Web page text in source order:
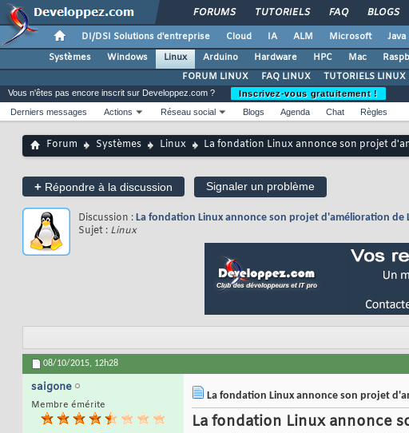
FORUMS TUTORIELS FAQ BLOGS
DI/DSI Solutions d'entreprise Cloud IA ALM Microsoft Java
Systèmes
Windows Linux Arduino Hardware HPC Mac
FORUM LINUX
FAQ LINUX TUTORIELS LINUX
Vous n'êtes pas encore inscrit sur Developpez.com ?
Inscrivez-vous gratuitement !
Derniers messages
Actions Réseau social Blogs Agenda Chat Règles
Forum Systèmes Linux La fondation Linux annonce son projet
+ Répondre à la discussion Signaler un problème
Discussion : La fondation Linux annonce son projet d'amélioration de
Sujet : Linux
08/10/2015, 12h28
saigone
Membre émérite
La fondation Linux annonce son projet
La fondation Linux annonce